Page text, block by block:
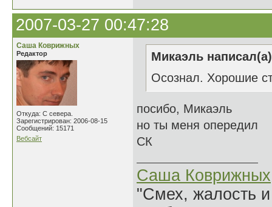
2007-03-27 00:47:28
Саша Коврижных
Редактор
Откуда: С севера.
Зарегистрирован: 2006-08-15
Сообщений: 15171
Вебсайт
Микаэль
Осознал. Хорошие
посибо, Микаэль
но ты меня опередил
СК
Саша Коврижных
"Смех, жалость